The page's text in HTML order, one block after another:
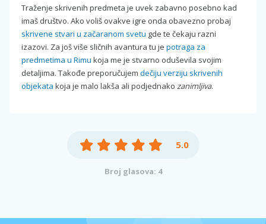
Traženje skrivenih predmeta je uvek zabavno posebno kad
imaš društvo. Ako voliš ovakve igre onda obavezno probaj
skrivene stvari u začaranom svetu gde te čekaju razni
izazovi. Za još više sličnih avantura tu je potraga za
predmetima u Rimu koja me je stvarno oduševila svojim
detaljima. Takođe preporučujem dečiju verziju skrivenih
objekata koja je malo lakša ali podjednako zanimljiva.
5.0
Broj glasova: 4